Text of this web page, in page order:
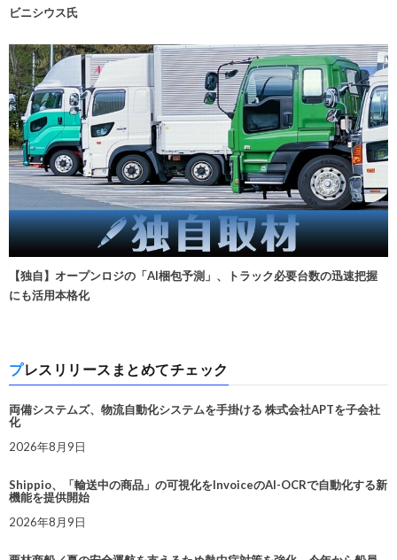
ビニシウス氏
【独自】オープンロジの「AI梱包予測」、トラック必要台数の迅速把握
にも活用本格化
プレスリリースまとめてチェック
両備システムズ、物流自動化システムを手掛ける 株式会社APTを子会社
化
2026年8月9日
Shippio、「輸送中の商品」の可視化をInvoiceのAI-OCRで自動化する新
機能を提供開始
2026年8月9日